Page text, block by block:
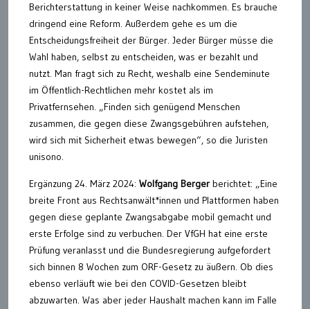
Berichterstattung in keiner Weise nachkommen. Es brauche
dringend eine Reform. Außerdem gehe es um die
Entscheidungsfreiheit der Bürger. Jeder Bürger müsse die
Wahl haben, selbst zu entscheiden, was er bezahlt und
nutzt. Man fragt sich zu Recht, weshalb eine Sendeminute
im Öffentlich-Rechtlichen mehr kostet als im
Privatfernsehen. „Finden sich genügend Menschen
zusammen, die gegen diese Zwangsgebühren aufstehen,
wird sich mit Sicherheit etwas bewegen“, so die Juristen
unisono.
Ergänzung 24. März 2024: Wolfgang Berger berichtet: „Eine
breite Front aus Rechtsanwält*innen und Plattformen haben
gegen diese geplante Zwangsabgabe mobil gemacht und
erste Erfolge sind zu verbuchen. Der VfGH hat eine erste
Prüfung veranlasst und die Bundesregierung aufgefordert
sich binnen 8 Wochen zum ORF-Gesetz zu äußern. Ob dies
ebenso verläuft wie bei den COVID-Gesetzen bleibt
abzuwarten. Was aber jeder Haushalt machen kann im Falle